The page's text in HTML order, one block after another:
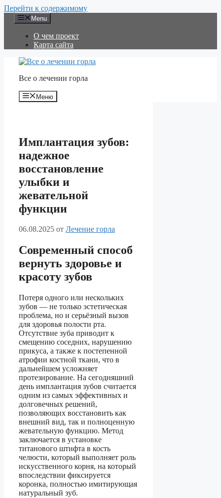
Перейти к содержимому
Menu
О чем проект
Карта сайта
Все о лечении горла
Меню
Имплантация зубов:
надежное
восстановление
улыбки и
жевательной
функции
06.08.2025 от Лечение горла
Современный способ
вернуть здоровье и
красоту зубов
Потеря одного или нескольких
зубов — не только эстетическая
проблема, но и серьёзный вызов
для здоровья полости рта.
Отсутствие зуба приводит к
смещению соседних, нарушению
прикуса, а также к постепенной
атрофии костной ткани, что в
дальнейшем усложняет
протезирование. На сегодняшний
день имплантация зубов считается
одним из самых эффективных и
долговечных решений,
позволяющих восстановить как
внешний вид, так и полноценную
жевательную функцию. Метод
заключается в установке
титанового штифта в кость
челюсти, который выполняет роль
искусственного корня, на который
впоследствии фиксируется
коронка, полностью имитирующая
натуральный зуб.